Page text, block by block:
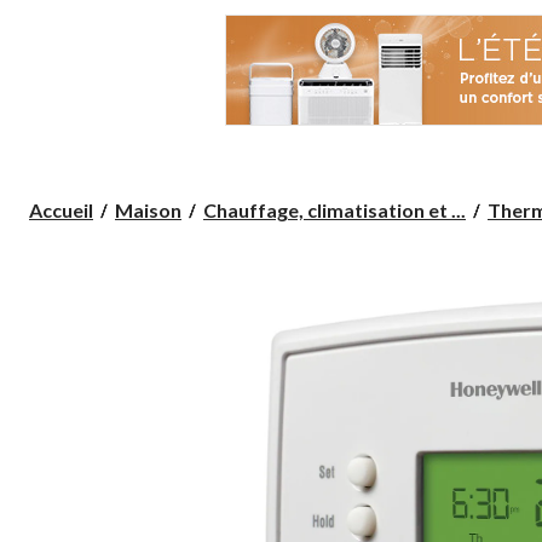
Accueil Maison Chauffage, climatisation et ...